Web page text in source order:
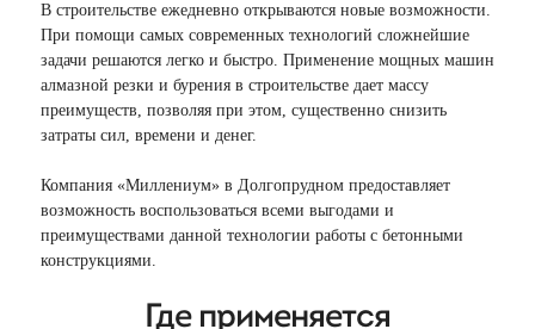
В строительстве ежедневно открываются новые возможности.
При помощи самых современных технологий сложнейшие
задачи решаются легко и быстро. Применение мощных машин
алмазной резки и бурения в строительстве дает массу
преимуществ, позволяя при этом, существенно снизить
затраты сил, времени и денег.
Компания «Миллениум» в Долгопрудном предоставляет
возможность воспользоваться всеми выгодами и
преимуществами данной технологии работы с бетонными
конструкциями.
Где применяется